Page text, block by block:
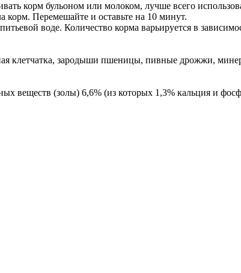
корм бульоном или молоком, лучше всего
корм. Перемешайте и оставьте на 10 минут.
воде. Количество корма варьируется в
клетчатка, зародыши пшеницы, пивные дрожжи,
веществ (золы) 6,6% (из которых 1,3% кальция и